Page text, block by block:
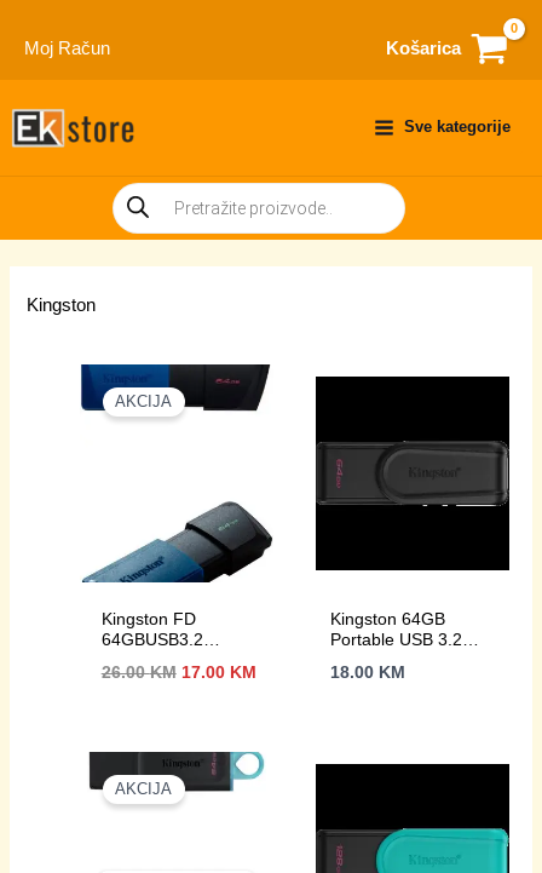
Moj Račun Košarica
Sve kategorije
Products
search
Kingston
AKCIJA
Kingston FD
64GBUSB3.2
M
26.00KM Izvorna
17.00 KMTrenutna
Kingston 64GB
Portable USB 3.2
Exodia S
18.00 KM
AKCIJA